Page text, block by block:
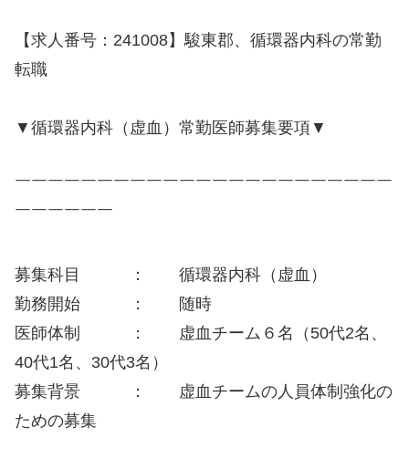
【求人番号：241008】駿東郡、循環器内科の常勤
転職
▼循環器内科（虚血）常勤医師募集要項▼
￣￣￣￣￣￣￣￣￣￣￣￣￣￣￣￣￣￣￣￣￣￣￣
￣￣￣￣￣￣
募集科目 ： 循環器内科（虚血）
勤務開始 ： 随時
医師体制 ： 虚血チーム６名（50代2名、
40代1名、30代3名）
募集背景 ： 虚血チームの人員体制強化の
ための募集